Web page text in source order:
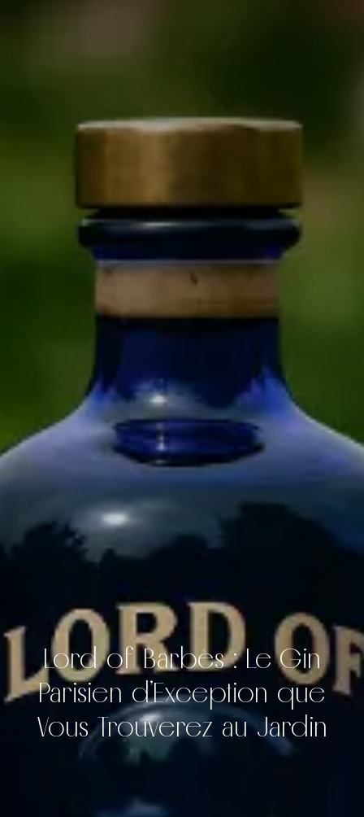
Lord of Barbès : Le Gin
Parisien d’Exception que
Vous Trouverez au Jardin